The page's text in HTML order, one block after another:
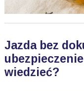
Jazda bez
wiedzieć?